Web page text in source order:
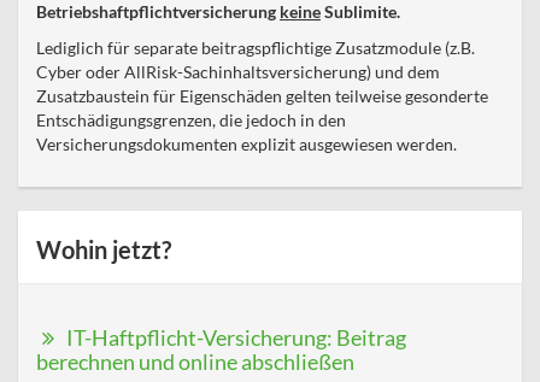
Betriebshaftpflichtversicherung keineSublimite.
Lediglich für separate beitragspflichtige Zusatzmodule (z.B.
Cyber oder AllRisk-Sachinhaltsversicherung) und dem
Zusatzbaustein für Eigenschäden gelten teilweise gesonderte
Entschädigungsgrenzen, die jedoch in den
Versicherungsdokumenten explizit ausgewiesen werden.
Wohin jetzt?
IT-Haftpflicht-Versicherung: Beitrag
berechnen und online abschließen